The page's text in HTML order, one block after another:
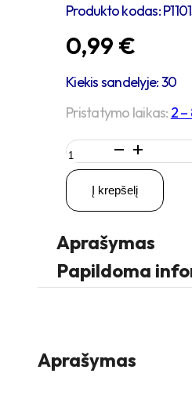
Produkto kodas:
0,99 €
Kiekis sandelyje: 30
Pristatymo laikas: 2
produkto
kiekis:
4
vienetai
–
Zn
Varžtas
šešiakampe
galva,
Į krepšelį
Aprašymas
Papildoma
Aprašymas